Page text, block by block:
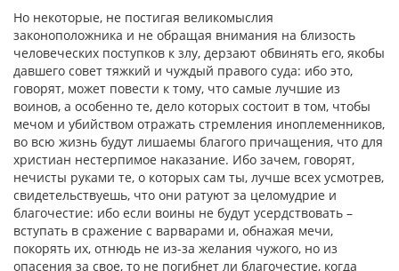
Но некоторые, не постигая великомыслия
законоположника и не обращая внимания на близость
человеческих поступков к злу, дерзают обвинять его, якобы
давшего совет тяжкий и чуждый правого суда: ибо это,
говорят, может повести к тому, что самые лучшие из
воинов, а особенно те, дело которых состоит в том, чтобы
мечом и убийством отражать стремления иноплеменников,
во всю жизнь будут лишаемы благого причащения, что для
христиан нестерпимое наказание. Ибо зачем, говорят,
нечисты руками те, о которых сам ты, лучше всех усмотрев,
свидетельствуешь, что они ратуют за целомудрие и
благочестие: ибо если воины не будут усердствовать –
вступать в сражение с варварами и, обнажая мечи,
покорять их, отнюдь не из-за желания чужого, но из
опасения за свое, то не погибнет ли благочестие, когда